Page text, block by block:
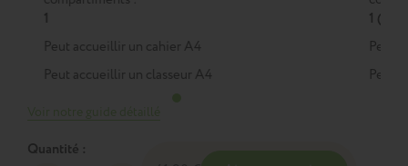
1
Peut accueillir un cahier A4
Peut accueillir un classeur A4
1 (M)
Peut
Peut
Quantité :